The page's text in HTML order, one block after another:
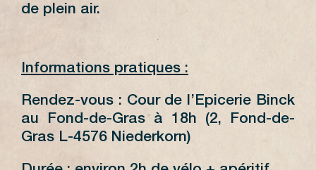
de plein air.
Informations pratiques :
Rendez-vous : Cour de l’Epicerie Binck
au Fond-de-Gras à 18h (2, Fond-de-
Gras L-4576 Niederkorn)